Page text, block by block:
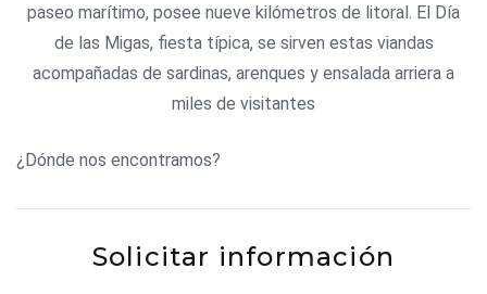
paseo marítimo, posee nueve kilómetros de litoral. El Día
de las Migas, fiesta típica, se sirven estas viandas
acompañadas de sardinas, arenques y ensalada arriera a
miles de visitantes
¿Dónde nos encontramos?
Solicitar información